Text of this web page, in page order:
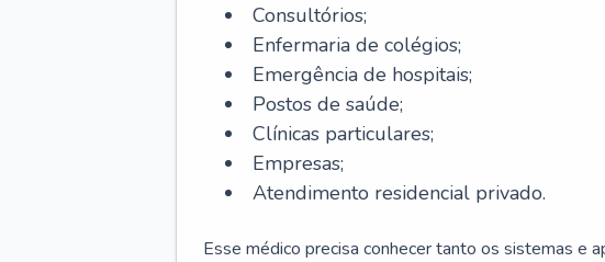
Consultórios;
Enfermaria de colégios;
Emergência de hospitais;
Postos de saúde;
Clínicas particulares;
Empresas;
Atendimento residencial privado.
Esse médico precisa conhecer tanto os sistemas e